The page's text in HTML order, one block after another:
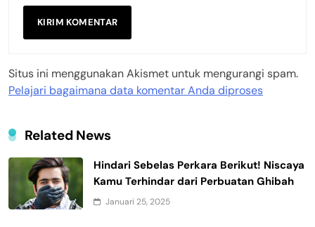
Situs ini menggunakan Akismet untuk mengurangi spam.
Pelajari bagaimana data komentar Anda diproses
Related News
Hindari Sebelas Perkara Berikut! Niscaya
Kamu Terhindar dari Perbuatan Ghibah
Januari 25, 2025